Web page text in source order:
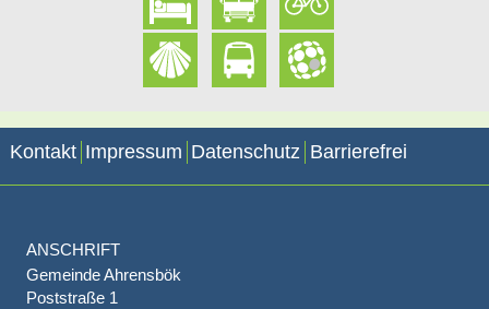
Kontakt Impressum Datenschutz Barrierefrei
ANSCHRIFT
Gemeinde Ahrensbök
Poststraße 1